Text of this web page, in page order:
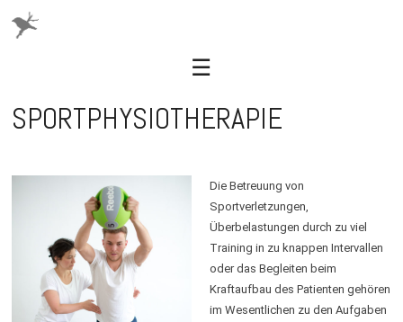
☰
Skip
to
SPORTPHYSIOTHERAPIE
Die Betreuung von
Sportverletzungen,
Überbelastungen durch zu viel
Training in zu knappen Intervallen
oder das Begleiten beim
Kraftaufbau des Patienten gehören
im Wesentlichen zu den Aufgaben